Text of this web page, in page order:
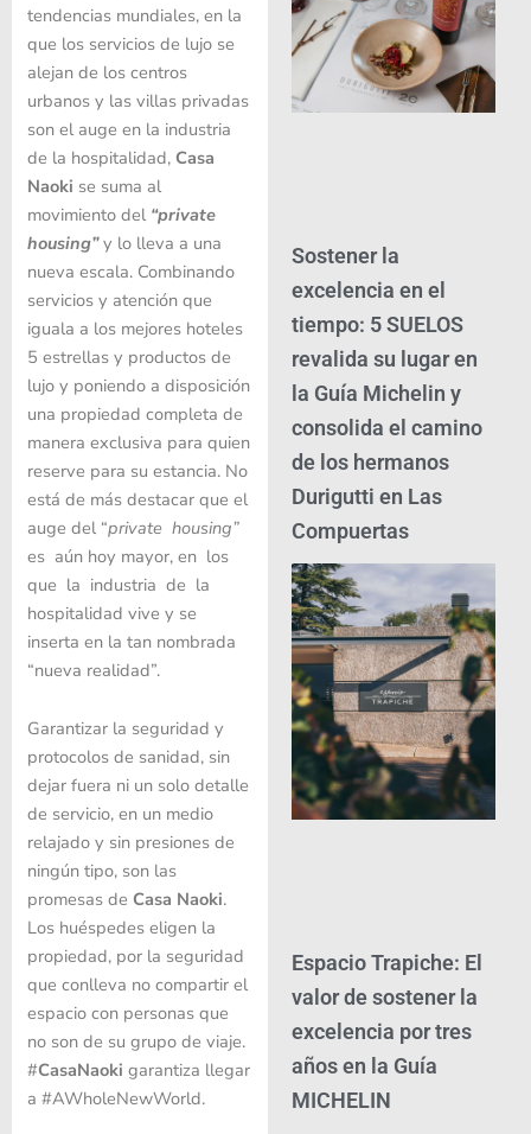
tendencias mundiales, en la
que los servicios de lujo se
alejan de los centros
urbanos y las villas privadas
son el auge en la industria
de la hospitalidad, Casa
Naoki se suma al
movimiento del “private
housing”y lo lleva a una
nueva escala. Combinando
servicios y atención que
iguala a los mejores hoteles
5 estrellas y productos de
lujo y poniendo a disposición
una propiedad completa de
manera exclusiva para quien
reserve para su estancia. No
está de más destacar que el
auge del “private housing”
es aún hoy mayor, en los
que la industria de la
hospitalidad vive y se
inserta en la tan nombrada
“nueva realidad”.
Garantizar la seguridad y
protocolos de sanidad, sin
dejar fuera ni un solo detalle
de servicio, en un medio
relajado y sin presiones de
ningún tipo, son las
promesas de Casa Naoki.
Los huéspedes eligen la
propiedad, por la seguridad
que conlleva no compartir el
espacio con personas que
no son de su grupo de viaje.
#CasaNaoki garantiza llegar
a #AWholeNewWorld.
Sostener la
excelencia en el
tiempo: 5 SUELOS
revalida su lugar en
la Guía Michelin y
consolida el camino
de los hermanos
Durigutti en Las
Compuertas
Espacio Trapiche: El
valor de sostener la
excelencia por tres
años en la Guía
MICHELIN